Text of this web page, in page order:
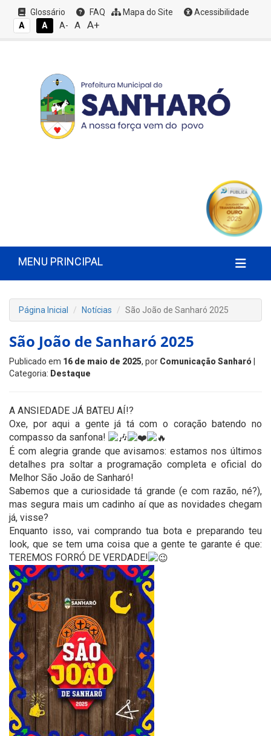
Glossário FAQ Mapa do Site
Acessibilidade
A
A A- A A+
MENU PRINCIPAL
Página Inicial Notícias São João de Sanharó 2025
São João de Sanharó 2025
Publicado em 16 de maio de 2025, por Comunicação Sanharó
Categoria: Destaque
A ANSIEDADE JÁ BATEU AÍ!?
Oxe, por aqui a gente já tá com o coração batendo no
compasso da sanfona!
É com alegria grande que avisamos: estamos nos últimos
detalhes pra soltar a programação completa e oficial do
Melhor São João de Sanharó!
Sabemos que a curiosidade tá grande (e com razão, né?),
mas segura mais um cadinho aí que as novidades chegam
já, visse?
Enquanto isso, vai comprando tua bota e preparando teu
look, que se tem uma coisa que a gente te garante é que:
TEREMOS FORRÓ DE VERDADE!